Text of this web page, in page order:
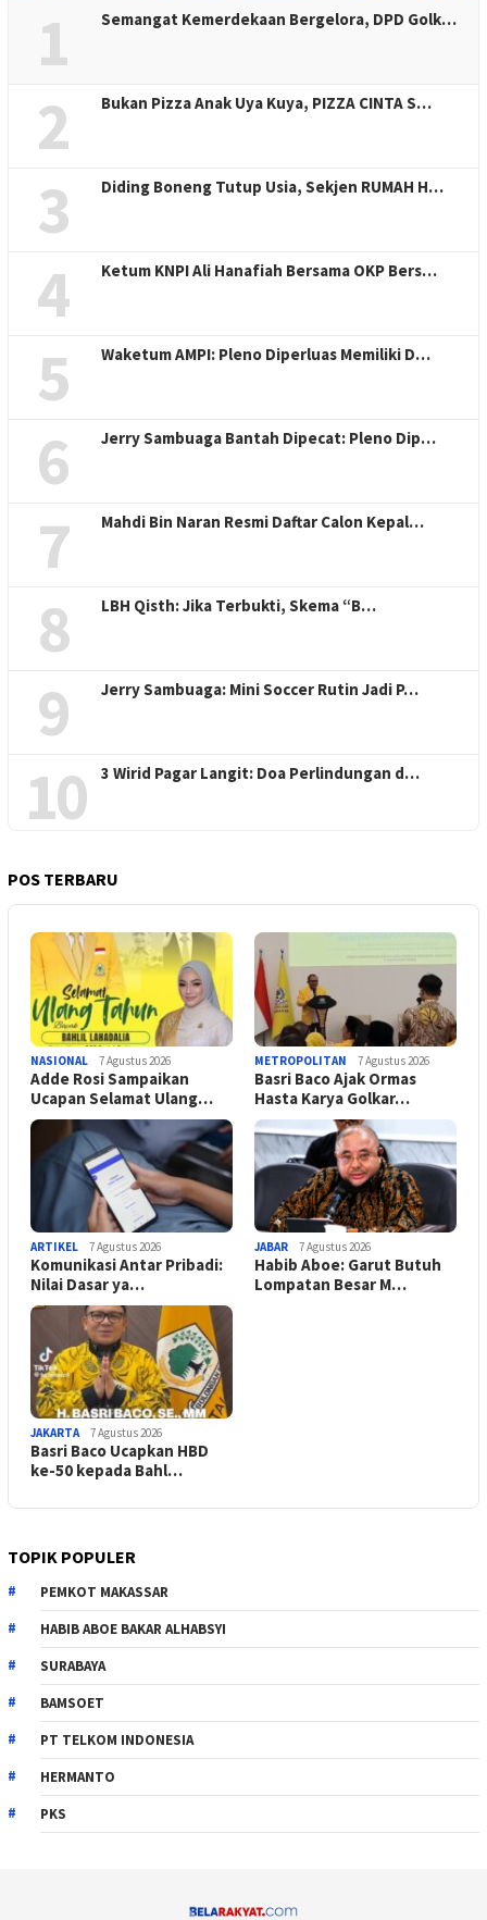
1 Semangat Kemerdekaan Bergelora, DPD Golk…
2 Bukan Pizza Anak Uya Kuya, PIZZA CINTA S…
3 Diding Boneng Tutup Usia, Sekjen RUMAH H…
4 Ketum KNPI Ali Hanafiah Bersama OKP Bers…
5 Waketum AMPI: Pleno Diperluas Memiliki D…
6 Jerry Sambuaga Bantah Dipecat: Pleno Dip…
7 Mahdi Bin Naran Resmi Daftar Calon Kepal…
8 LBH Qisth: Jika Terbukti, Skema “B…
9 Jerry Sambuaga: Mini Soccer Rutin Jadi P…
10 3 Wirid Pagar Langit: Doa Perlindungan d…
POS TERBARU
NASIONAL 7 Agustus 2026
Adde Rosi Sampaikan
Ucapan Selamat Ulang…
METROPOLITAN 7 Agustus 2026
Basri Baco Ajak Ormas
Hasta Karya Golkar…
ARTIKEL 7 Agustus 2026
Komunikasi Antar Pribadi:
Nilai Dasar ya…
JABAR 7 Agustus 2026
Habib Aboe: Garut Butuh
Lompatan Besar M…
JAKARTA 7 Agustus 2026
Basri Baco Ucapkan HBD
ke-50 kepada Bahl…
TOPIK POPULER
PEMKOT MAKASSAR
HABIB ABOE BAKAR ALHABSYI
SURABAYA
BAMSOET
PT TELKOM INDONESIA
HERMANTO
PKS